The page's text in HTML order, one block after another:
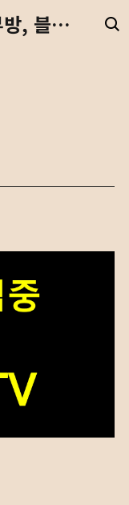
캐공방TV (캐릭터 공부방, 블렌더 강좌, 예수님, 디지털 노마드)